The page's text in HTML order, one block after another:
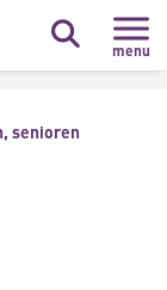
menu
senioren